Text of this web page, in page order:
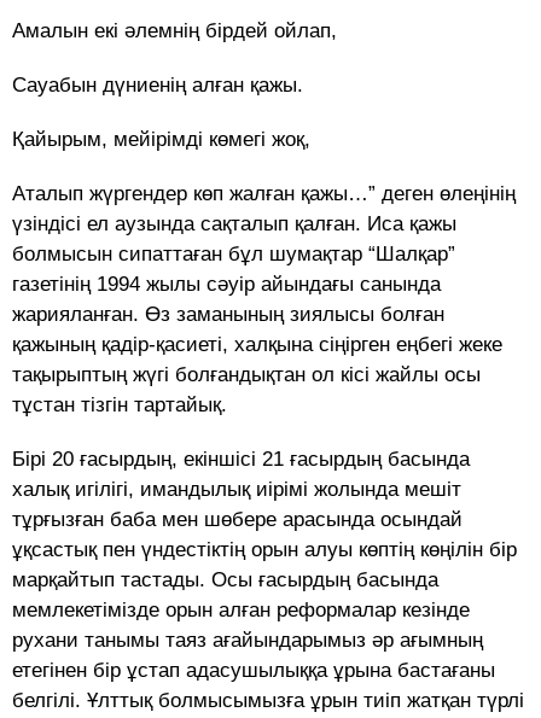
Амалын екі әлемнің бірдей ойлап,
Сауабын дүниенің алған қажы.
Қайырым, мейірімді көмегі жоқ,
Аталып жүргендер көп жалған қажы…” деген өлеңінің
үзіндісі ел аузында сақталып қалған. Иса қажы
болмысын сипаттаған бұл шумақтар “Шалқар”
газетінің 1994 жылы сәуір айындағы санында
жарияланған. Өз заманының зиялысы болған
қажының қадір-қасиеті, халқына сіңірген еңбегі жеке
тақырыптың жүгі болғандықтан ол кісі жайлы осы
тұстан тізгін тартайық.
Бірі 20 ғасырдың, екіншісі 21 ғасырдың басында
халық игілігі, имандылық иірімі жолында мешіт
тұрғызған баба мен шөбере арасында осындай
ұқсастық пен үндестіктің орын алуы көптің көңілін бір
марқайтып тастады. Осы ғасырдың басында
мемлекетімізде орын алған реформалар кезінде
рухани танымы таяз ағайындарымыз әр ағымның
етегінен бір ұстап адасушылыққа ұрына бастағаны
белгілі. Ұлттық болмысымызға ұрын тиіп жатқан түрлі